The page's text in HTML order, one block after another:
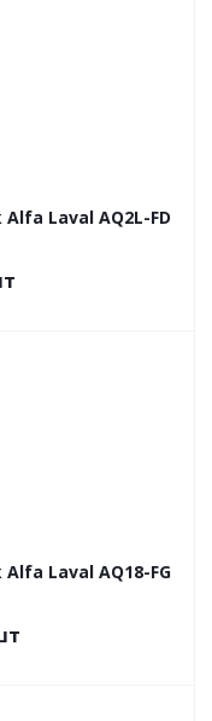
Laval AQ2L-FD
Laval AQ18-FG